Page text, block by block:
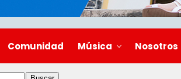
Comunidad Música Nosotros